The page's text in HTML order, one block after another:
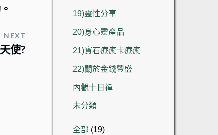
NEXT
使?
19)靈性分享
20)身心靈產品
21)寶石療癒卡療癒
22)關於金錢豐盛
內觀十日禪
未分類
全部 1919